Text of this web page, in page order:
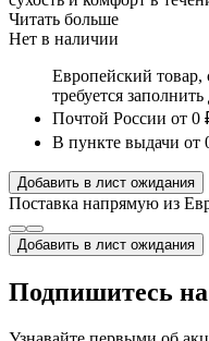
Читать больше
Нет в наличии
Европейский товар,
требуется
Почтой России от 0
В пункте выдачи от
Добавить в лист ожидания
Поставка напрямую из
Добавить в лист ожидания
Подпишитесь